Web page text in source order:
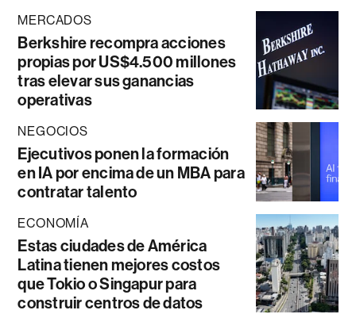
MERCADOS
Berkshire recompra acciones
propias por US$4.500 millones
tras elevar sus ganancias
operativas
NEGOCIOS
Ejecutivos ponen la formación
en IA por encima de un MBA para
contratar talento
ECONOMÍA
Estas ciudades de América
Latina tienen mejores costos
que Tokio o Singapur para
construir centros de datos